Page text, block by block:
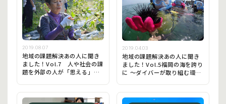
2019.08.07
地域の課題解決あの人に聞き
ました！Vol.7 人や社会の課
題を外部の人が「思える」社
2019.04.03
地域の課題解決あの人に聞き
ました！Vol.5福岡の海を誇り
に ～ダイバーが取り組む環境